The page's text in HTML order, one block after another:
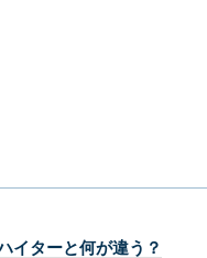
イターと何が違う？